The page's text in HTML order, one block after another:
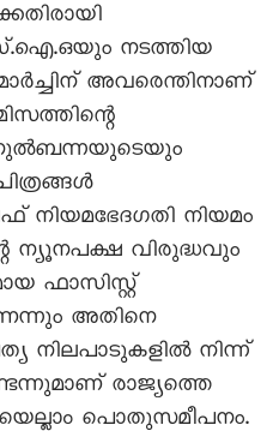
നടത്തിയ
അവരെന്തിനാണ്
നിയമഭേദഗതി നിയമം
ന്യൂനപക്ഷ വിരുദ്ധവും
ഫാസിസ്റ്റ്
അതിനെ
നിലപാടുകളിൽ നിന്ന്
രാജ്യത്തെ
പൊതുസമീപനം.